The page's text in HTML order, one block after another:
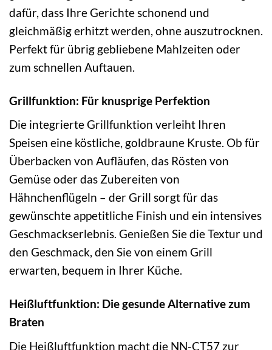
dafür, dass Ihre Gerichte schonend und
gleichmäßig erhitzt werden, ohne auszutrocknen.
Perfekt für übrig gebliebene Mahlzeiten oder
zum schnellen Auftauen.
Grillfunktion: Für knusprige Perfektion
Die integrierte Grillfunktion verleiht Ihren
Speisen eine köstliche, goldbraune Kruste. Ob für
Überbacken von Aufläufen, das Rösten von
Gemüse oder das Zubereiten von
Hähnchenflügeln – der Grill sorgt für das
gewünschte appetitliche Finish und ein intensives
Geschmackserlebnis. Genießen Sie die Textur und
den Geschmack, den Sie von einem Grill
erwarten, bequem in Ihrer Küche.
Heißluftfunktion: Die gesunde Alternative zum
Braten
Die Heißluftfunktion macht die NN-CT57 zur